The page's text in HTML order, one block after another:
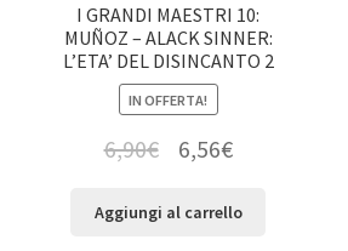
I GRANDI MAESTRI 10:
MUÑOZ – ALACK SINNER:
L’ETA’ DEL DISINCANTO 2
IN OFFERTA!
6,90€ 6,56€
Aggiungi al carrello